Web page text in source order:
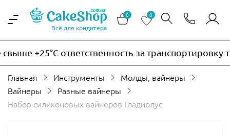
Всё для кондитера
0 0
+25°C ответственность за транспортировку
Главная Инструменты
Молды, вайнеры
Вайнеры
Разные вайнеры
Набор силиконовых вайнеров Гладиолус